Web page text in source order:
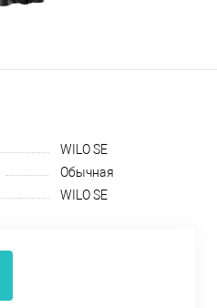
WILO SE
Обычная
WILO SE